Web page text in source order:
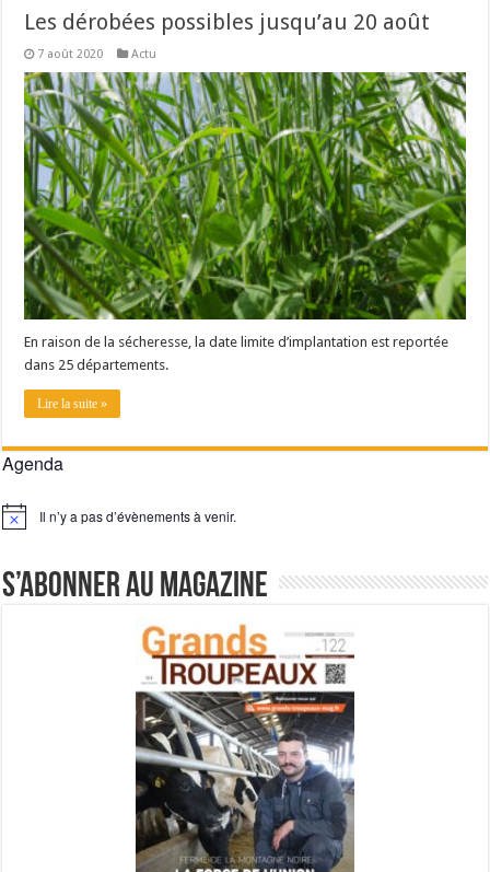
Les dérobées possibles jusqu’au 20 août
7 août 2020 Actu
En raison de la sécheresse, la date limite d’implantation est reportée
dans 25 départements.
Lire la suite »
Agenda
Notice Il n’y a pas d’évènements à venir.
S’abonner au magazine